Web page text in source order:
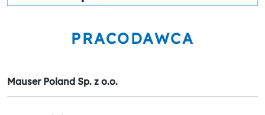
PRACODAWCA
Mauser Poland Sp. z o.o.